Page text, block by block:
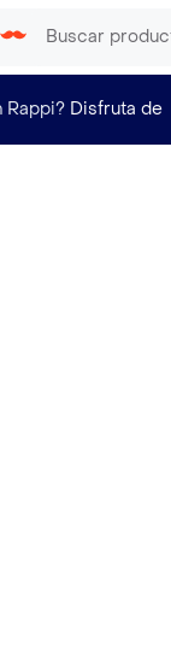
Rappi? Disfruta de